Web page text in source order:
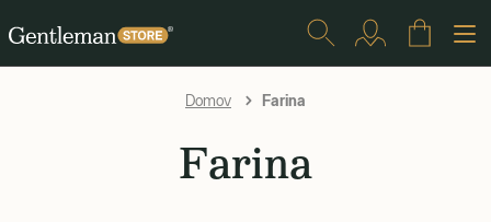
Domov Farina
Farina